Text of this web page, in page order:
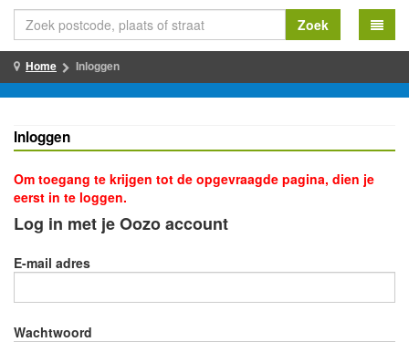
Zoek
Home Inloggen
Inloggen
Om toegang te krijgen tot de opgevraagde pagina, dien je
eerst in te loggen.
Log in met je Oozo account
E-mail adres
Wachtwoord